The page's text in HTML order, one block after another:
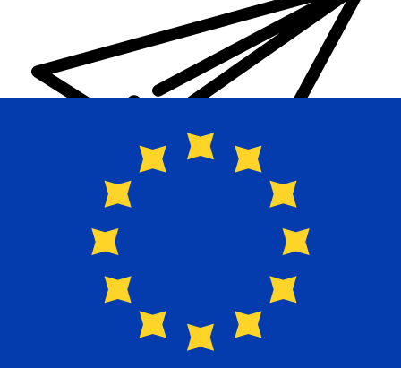
Transferts d'argent internationaux avec Xe
Envoyez de l'argent en ligne de façon sûre et rapide.